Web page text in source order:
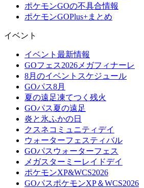
ポケモンGOの不具合情報
ポケモンGOPlus+まとめ
イベント
イベント最新情報
GOフェス2026メガフィナーレ
8月のイベントスケジュール
GOパス8月
夏の遠足凍てつく残火
GOパス夏の遠足
炎と氷ふかの日
クスネコミュニティデイ
ウォーターフェスティバル
GOパスウォーターフェス
メガスターミーレイドデイ
ポケモンXP&WCS2026
GOパスポケモンXP＆WCS2026